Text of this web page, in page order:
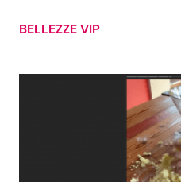
ShowBiz
News Spettacolo
BELLEZZE VIP